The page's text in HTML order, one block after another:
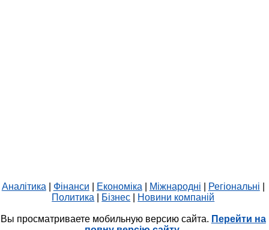
Аналітика Фінанси Економіка Міжнародні Регіональні
Политика
Бізнес Новини компаній
Вы просматриваете мобильную версию сайта. Перейти на